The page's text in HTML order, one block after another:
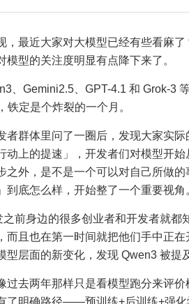
，最近大家对大模型已经有些看麻
模型的关注度明显有点降下来了。
、Gemini2.5、GPT-4.1 和 Grok-3
铁定是个炸裂的一个月。
者群体里问了一圈后，发现大家实
动上的提速」，开发者们对模型开
之外，是不是一个可以对自己所做
到底怎么样，开始整了一个重要视角
之前身边的很多创业者和开发者就都
而且也在第一时间就把他们手中正
型层面的新变化，发现 Qwen3 被提
过去两年那样只是看模型跑分来评
了明确路径——预训练+后训练+强